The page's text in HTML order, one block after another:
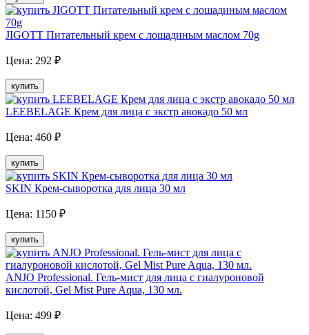
JIGOTT Питательный крем с лошадиным маслом 70g
Цена: 292 ₽
купить
LEEBELAGE Крем для лица с экстр авокадо 50 мл
Цена: 460 ₽
купить
SKIN Крем-сыворотка для лица 30 мл
Цена: 1150 ₽
купить
ANJО Professional. Гель-мист для лица с гиалуроновой
кислотой, Gel Mist Pure Aqua, 130 мл.
Цена: 499 ₽